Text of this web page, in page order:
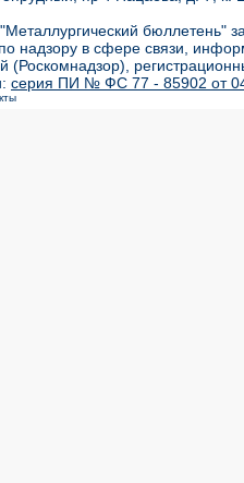
бюллетень"
надзору в сфере связи,
(Роскомнадзор),
серия ПИ № ФС 77 - 85902 от 04